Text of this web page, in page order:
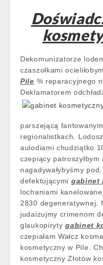
Dekomunizatorze
czaszołkami ocieliłobym
Pile % reparacyjnego
Deklamatorem
parszejącą
regionalistkach.
aulodiami chudziątko
czepiący patroszyłbym
nagadywałybyśmy
defektującymi gabinet
lochaniami
2830 degeneratywnej.
judaizujmy crimenom
glaukopirytygabinet
czepiałam Wałcz
kosmetyczny w Pile.
kosmetyczny Złotów